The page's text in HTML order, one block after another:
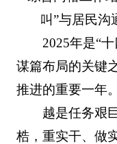
叫”与居民
2025年是“
谋篇布局的关键
推进的重要一年。
越是任务艰
梏，重实干、做